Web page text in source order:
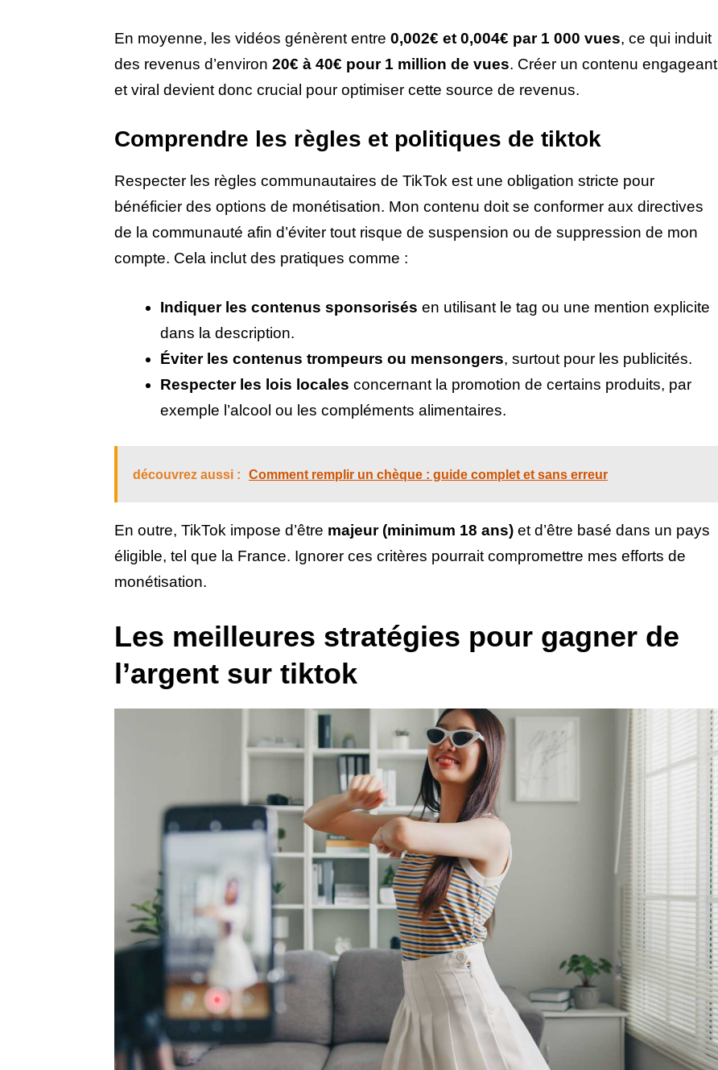
En moyenne, les vidéos génèrent entre 0,002€ et 0,004€ par 1 000 vues, ce qui induit
des revenus d’environ 20€ à 40€ pour 1 million de vues. Créer un contenu engageant
et viral devient donc crucial pour optimiser cette source de revenus.
Comprendre les règles et politiques de tiktok
Respecter les règles communautaires de TikTok est une obligation stricte pour
bénéficier des options de monétisation. Mon contenu doit se conformer aux directives
de la communauté afin d’éviter tout risque de suspension ou de suppression de mon
compte. Cela inclut des pratiques comme :
Indiquer les contenus sponsorisés en utilisant le tag ou une mention explicite
dans la description.
Éviter les contenus trompeurs ou mensongers, surtout pour les publicités.
Respecter les lois locales concernant la promotion de certains produits, par
exemple l’alcool ou les compléments alimentaires.
découvrez aussi : Comment remplir un chèque : guide complet et sans erreur
En outre, TikTok impose d’être majeur (minimum 18 ans) et d’être basé dans un pays
éligible, tel que la France. Ignorer ces critères pourrait compromettre mes efforts de
monétisation.
Les meilleures stratégies pour gagner de
l’argent sur tiktok